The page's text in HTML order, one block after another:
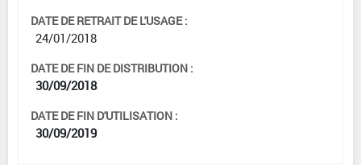
DATE DE RETRAIT DE L'USAGE :
24/01/2018
DATE DE FIN DE DISTRIBUTION :
30/09/2018
DATE DE FIN D'UTILISATION :
30/09/2019